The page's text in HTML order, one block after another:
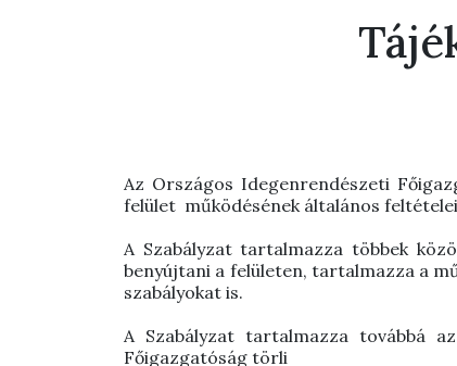
Az Országos Idegenrendészeti
felület működésének általános
A Szabályzat tartalmazza többek
benyújtani a felületen, tartalmazza a
szabályokat is.
A Szabályzat tartalmazza továbbá az
Főigazgatóság törli